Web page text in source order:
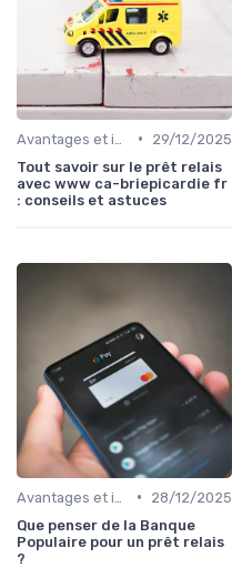
•
29/12/2025
Tout savoir sur le prêt relais
avec www ca-briepicardie fr
: conseils et astuces
•
28/12/2025
Que penser de la Banque
Populaire pour un prêt relais
?